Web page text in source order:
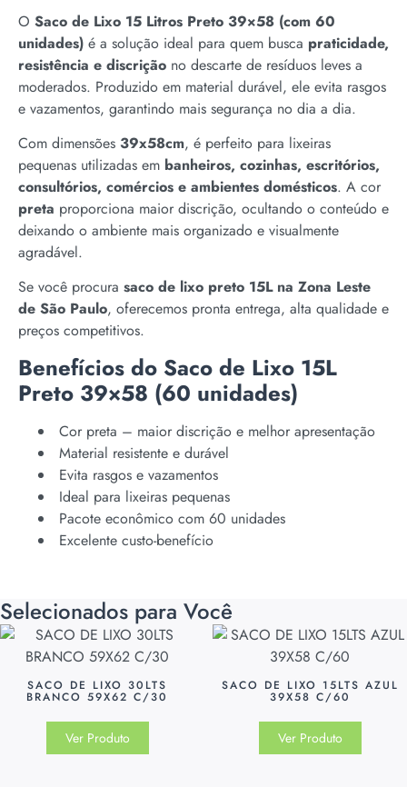
O Saco de Lixo 15 Litros Preto 39×58 (com 60
unidades) é a solução ideal para quem busca praticidade,
resistência e discrição no descarte de resíduos leves a
moderados. Produzido em material durável, ele evita rasgos
e vazamentos, garantindo mais segurança no dia a dia.
Com dimensões 39x58cm, é perfeito para lixeiras
pequenas utilizadas em banheiros, cozinhas, escritórios,
consultórios, comércios e ambientes domésticos. A cor
preta proporciona maior discrição, ocultando o conteúdo e
deixando o ambiente mais organizado e visualmente
agradável.
Se você procura saco de lixo preto 15L na Zona Leste
de São Paulo, oferecemos pronta entrega, alta qualidade e
preços competitivos.
Benefícios do Saco de Lixo 15L
Preto 39×58 (60 unidades)
Cor preta – maior discrição e melhor apresentação
Material resistente e durável
Evita rasgos e vazamentos
Ideal para lixeiras pequenas
Pacote econômico com 60 unidades
Excelente custo-benefício
Selecionados para Você
SACO DE LIXO 30LTS
BRANCO 59X62 C/30
Ver Produto
SACO DE LIXO 15LTS AZUL
39X58 C/60
Ver Produto